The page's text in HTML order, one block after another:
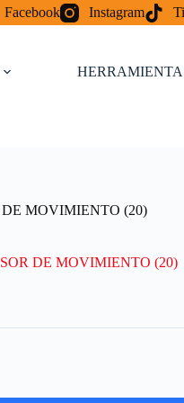
Facebook Instagram
DE MOVIMIENTO (20)
DE MOVIMIENTO (20)